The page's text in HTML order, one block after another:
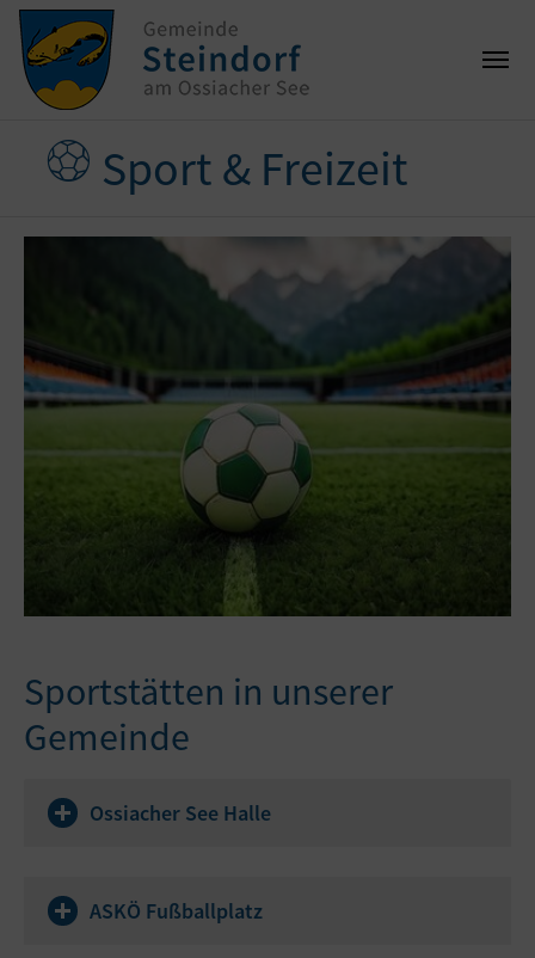
Sport & Freizeit
Sportstätten in unserer
Gemeinde
Ossiacher See Halle
ASKÖ Fußballplatz